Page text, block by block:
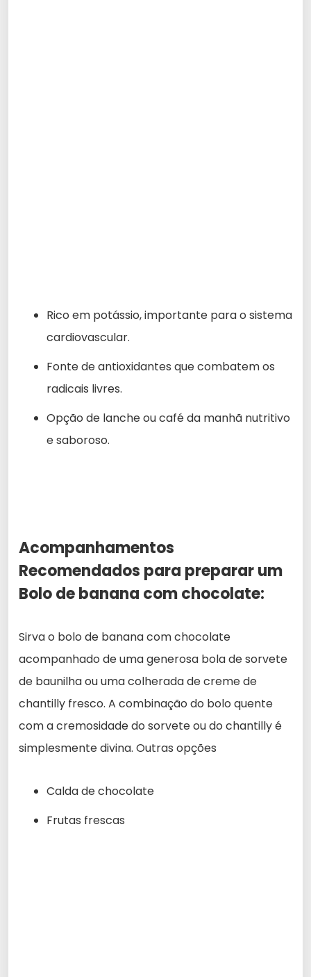
Rico em potássio, importante para o sistema
cardiovascular.
Fonte de antioxidantes que combatem os
radicais livres.
Opção de lanche ou café da manhã nutritivo
e saboroso.
Acompanhamentos
Recomendados para preparar um
Bolo de banana com chocolate:
Sirva o bolo de banana com chocolate
acompanhado de uma generosa bola de sorvete
de baunilha ou uma colherada de creme de
chantilly fresco. A combinação do bolo quente
com a cremosidade do sorvete ou do chantilly é
simplesmente divina. Outras opções
Calda de chocolate
Frutas frescas